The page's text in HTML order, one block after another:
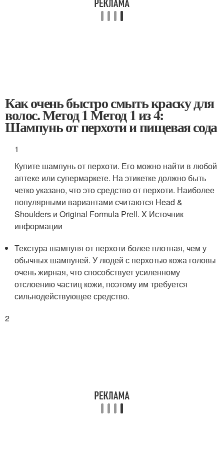
Как очень быстро смыть краску для
волос. Метод 1 Метод 1 из 4:
Шампунь от перхоти и пищевая сода
1
Купите шампунь от перхоти. Его можно найти в любой
аптеке или супермаркете. На этикетке должно быть
четко указано, что это средство от перхоти. Наиболее
популярными вариантами считаются Head &
Shoulders и Original Formula Prell. X Источник
информации
Текстура шампуня от перхоти более плотная, чем у
обычных шампуней. У людей с перхотью кожа головы
очень жирная, что способствует усиленному
отслоению частиц кожи, поэтому им требуется
сильнодействующее средство.
2